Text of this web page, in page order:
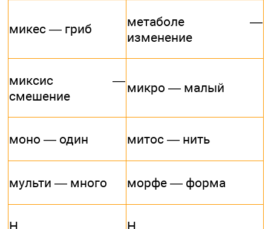
микес — гриб
метаболе —
изменение
миксис —
смешение
микро — малый
моно — один митос — нить
мульти — много морфе — форма